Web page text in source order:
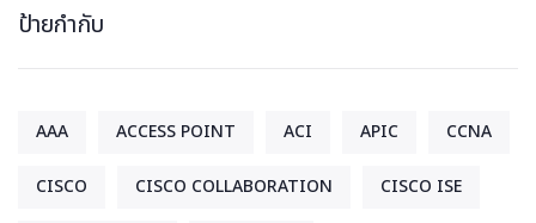
ป้ายกำกับ
AAA ACCESS POINT ACI APIC CCNA
CISCO CISCO COLLABORATION CISCO ISE